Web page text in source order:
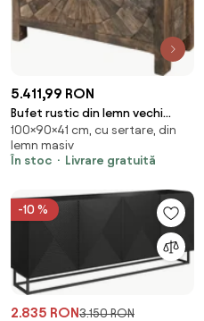
5.411,99 RON
Bufet rustic din lemn vechi
reciclat, 2 uși cu decor solar
sculptat, 2 sertare, 90 cm,
„Grimaud"
100×90×41 cm, cu sertare, din
lemn masiv
În stoc
Livrare gratuită
-10 %
2.835 RON3.150 RON